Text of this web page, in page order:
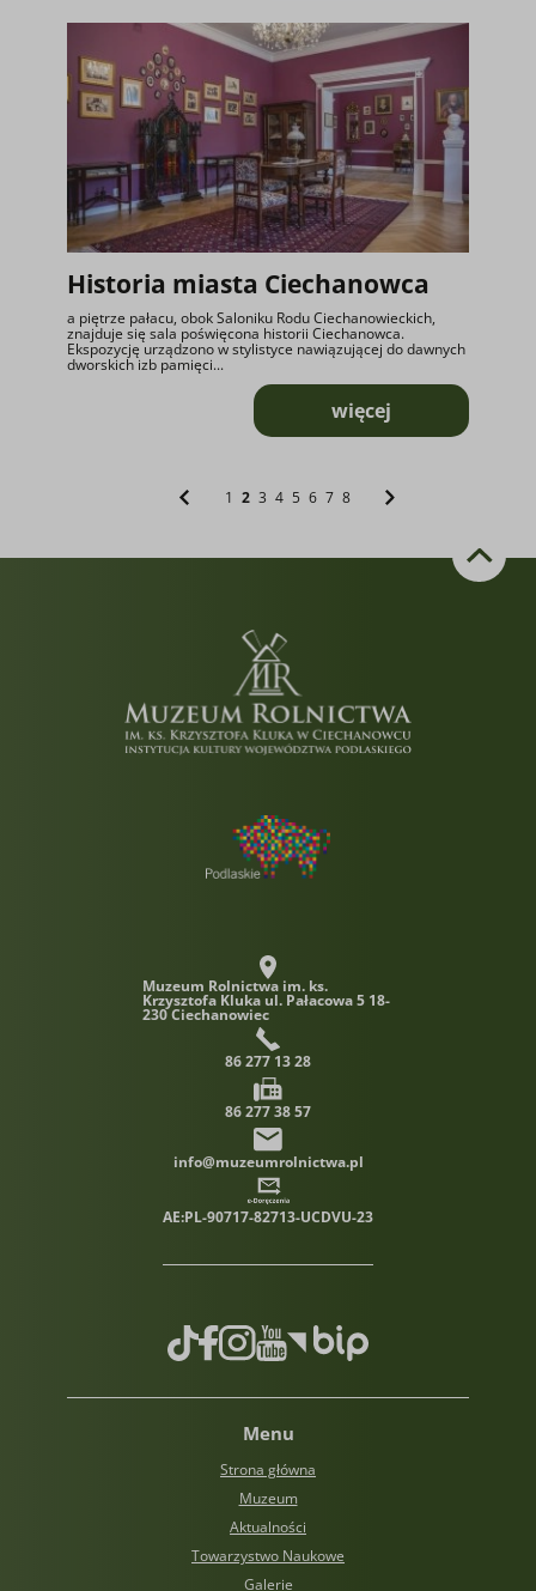
Historia miasta Ciechanowca
a piętrze pałacu, obok Saloniku Rodu Ciechanowieckich,
znajduje się sala poświęcona historii Ciechanowca.
Ekspozycję urządzono w stylistyce nawiązującej do dawnych
dworskich izb pamięci...
więcejo Historia miasta
1 2 3 4 5 6 7 8
Muzeum Rolnictwa im. ks.
Krzysztofa Kluka ul. Pałacowa 5 18-
230 Ciechanowiec
86 277 13 28
86 277 38 57
info@muzeumrolnictwa.pl
AE:PL-90717-82713-UCDVU-23
TikTokFacebook
Instagram
Youtube
Biuletyn informacji
Menu
Strona główna
Muzeum
Aktualności
Towarzystwo Naukowe
Galerie